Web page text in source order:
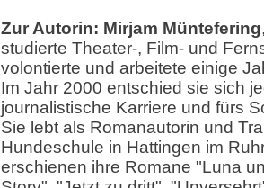
Zur Autorin: Mirjam Müntefering
studierte Theater-, Film- und
volontierte und arbeitete einige
Im Jahr 2000 entschied sie sich
journalistische Karriere und fürs
Sie lebt als Romanautorin und
Hundeschule in Hattingen im
erschienen ihre Romane "Luna